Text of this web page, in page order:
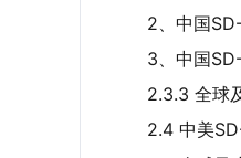
2、中国
3、中国
2.3.3 全球
2.4 中美